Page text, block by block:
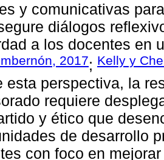
y comunicativas
diálogos
a los docentes en
2017; Kelly y
esta perspectiva, la
requiere
y ético que
de desarrollo
con foco en